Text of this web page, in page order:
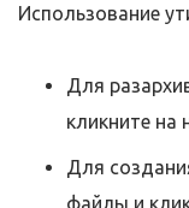
Использование
Для
кликните на
Для
файлы и